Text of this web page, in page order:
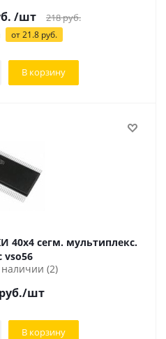
/шт 218руб.
от 21.8 руб.
В корзину
i2c vso56
наличии (2)
/шт
В корзину